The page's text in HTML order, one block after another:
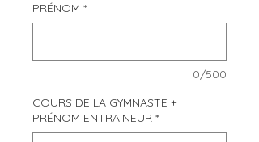
PRÉNOM *
0/500
COURS DE LA GYMNASTE +
PRÉNOM ENTRAINEUR *